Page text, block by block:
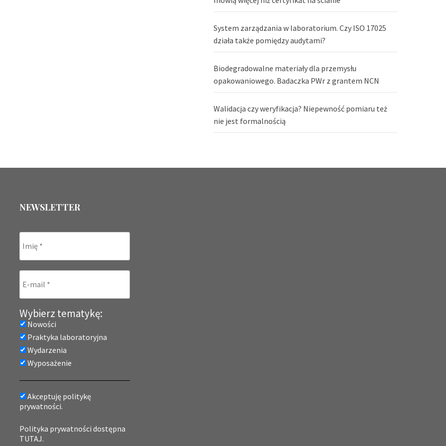
System zarządzania w laboratorium. Czy ISO 17025
działa także pomiędzy audytami?
Biodegradowalne materiały dla przemysłu
opakowaniowego. Badaczka PWr z grantem NCN
Walidacja czy weryfikacja? Niepewność pomiaru też
nie jest formalnością
NEWSLETTER
Wybierz tematykę:
Nowości
Praktyka laboratoryjna
Wydarzenia
Wyposażenie
Akceptuję politykę
prywatności.
Polityka prywatności dostępna
TUTAJ.